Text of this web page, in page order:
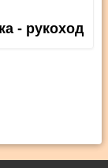
- рукоход